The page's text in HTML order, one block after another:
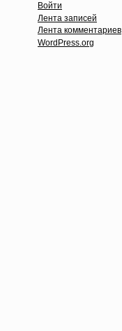
Войти
Лента записей
Лента комментариев
WordPress.org